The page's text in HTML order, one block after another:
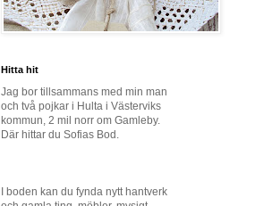
Hitta hit
Jag bor tillsammans med min man
och två pojkar i Hulta i Västerviks
kommun, 2 mil norr om Gamleby.
Där hittar du Sofias Bod.
I boden kan du fynda nytt hantverk